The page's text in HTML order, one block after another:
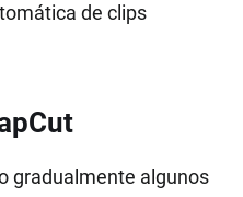
de clips
gradualmente algunos